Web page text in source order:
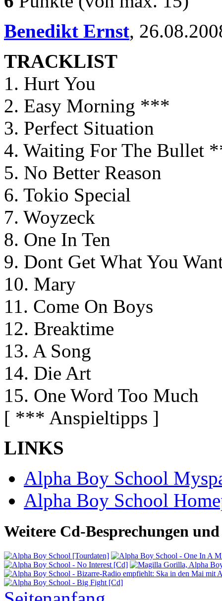
Benedikt Ernst,
TRACKLIST
1. Hurt You
2. Easy Morning ***
3. Perfect Situation
4. Waiting For The Bullet
5. No Better Reason
6. Tokio Special
7. Woyzeck
8. One In Ten
9. Dont Get What You
10. Mary
11. Come On Boys
12. Breaktime
13. A Song
14. Die Art
15. One Word Too Much
[ *** Anspieltipps ]
LINKS
Alpha Boy School
Alpha Boy School
Weitere Cd-Besprechungen